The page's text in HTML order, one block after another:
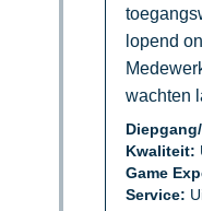
lopend
wachten
Kwaliteit:
Game
Service: